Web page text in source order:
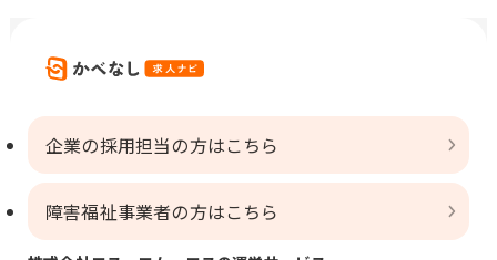
企業の採用担当の方はこちら
障害福祉事業者の方はこちら